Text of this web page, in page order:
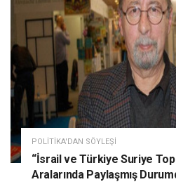
POLITIKA'DAN SÖYLEŞI
“İsrail ve Türkiye Suriye
Aralarında Paylaşmış